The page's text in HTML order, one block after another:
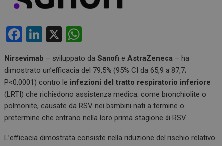
F
ce
b
o
o
Li
ke
dI
n
X
at
s
A
p
Nirsevimab – sviluppato daSanofi eAstraZeneca – ha
dimostrato un’efficacia del 79,5% (95% CI da 65,9 a 87,7;
P<0,0001) contro le infezioni del tratto respiratorio inferiore
(LRTI) che richiedono assistenza medica, come bronchiolite o
polmonite, causate da RSV nei bambini nati a termine o
pretermine che entrano nella loro prima stagione di RSV.
L’efficacia dimostrata consiste nella riduzione del rischio relativo